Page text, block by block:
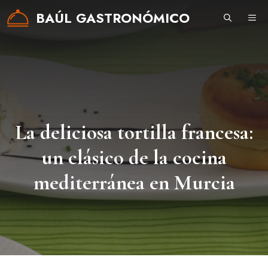
Saltar
BAÚL GASTRONÓMICO
La deliciosa tortilla francesa:
un clásico de la cocina
mediterránea en Murcia